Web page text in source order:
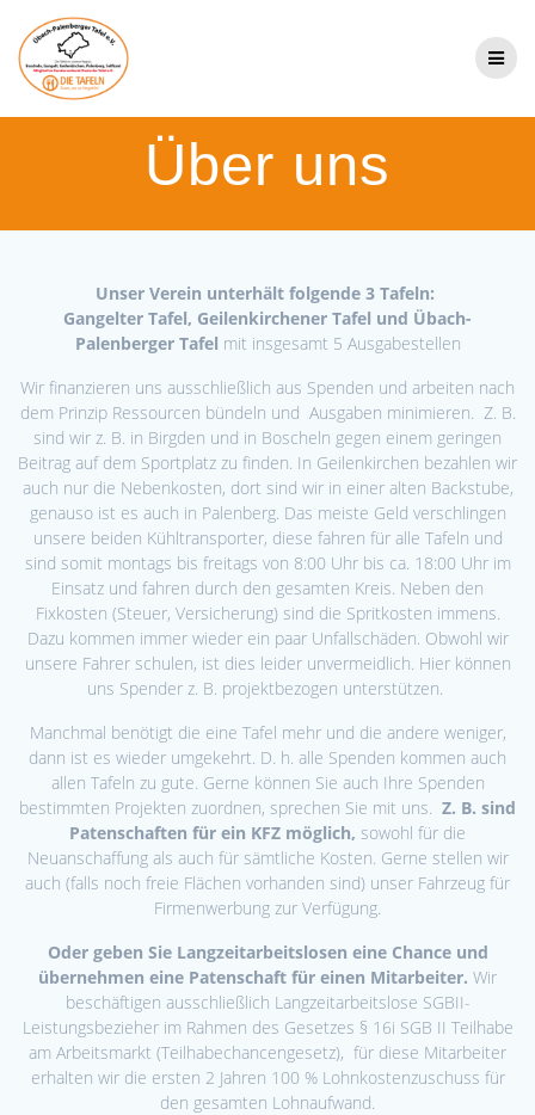
Über uns
Unser Verein unterhält folgende 3 Tafeln:
Gangelter Tafel, Geilenkirchener Tafel und Übach-
PalenbergerTafel mit insgesamt 5 Ausgabestellen
Wir finanzieren uns ausschließlich aus Spenden und arbeiten nach
dem Prinzip Ressourcen bündeln und Ausgaben minimieren. Z. B.
sind wir z. B. in Birgden und in Boscheln gegen einem geringen
Beitrag auf dem Sportplatz zu finden. In Geilenkirchen bezahlen wir
auch nur die Nebenkosten, dort sind wir in einer alten Backstube,
genauso ist es auch in Palenberg. Das meiste Geld verschlingen
unsere beiden Kühltransporter, diese fahren für alle Tafeln und
sind somit montags bis freitags von 8:00 Uhr bis ca. 18:00 Uhr im
Einsatz und fahren durch den gesamten Kreis. Neben den
Fixkosten (Steuer, Versicherung) sind die Spritkosten immens.
Dazu kommen immer wieder ein paar Unfallschäden. Obwohl wir
unsere Fahrer schulen, ist dies leider unvermeidlich. Hier können
uns Spender z. B. projektbezogen unterstützen.
Manchmal benötigt die eine Tafel mehr und die andere weniger,
dann ist es wieder umgekehrt. D. h. alle Spenden kommen auch
allen Tafeln zu gute. Gerne können Sie auch Ihre Spenden
bestimmten Projekten zuordnen, sprechen Sie mit uns. Z. B. sind
Patenschaften für ein KFZ möglich, sowohl für die
Neuanschaffung als auch für sämtliche Kosten. Gerne stellen wir
auch (falls noch freie Flächen vorhanden sind) unser Fahrzeug für
Firmenwerbung zur Verfügung.
Oder geben Sie Langzeitarbeitslosen eine Chance und
übernehmen eine Patenschaft für einen Mitarbeiter. Wir
beschäftigen ausschließlich Langzeitarbeitslose SGBII-
Leistungsbezieher im Rahmen des Gesetzes § 16i SGB II Teilhabe
am Arbeitsmarkt (Teilhabechancengesetz), für diese Mitarbeiter
erhalten wir die ersten 2 Jahren 100 % Lohnkostenzuschuss für
den gesamten Lohnaufwand.